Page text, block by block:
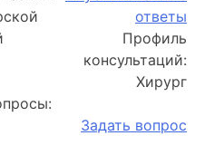
ответы
Профиль
консультаций:
Хирург
Задать вопрос